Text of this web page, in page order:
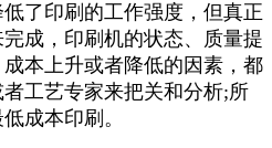
了印刷的工作强度，但真正
成，印刷机的状态、质量提
本上升或者降低的因素，都
工艺专家来把关和分析;所
成本印刷。